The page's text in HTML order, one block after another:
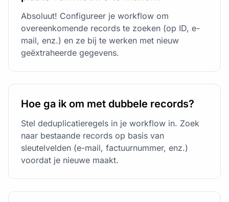
Absoluut! Configureer je workflow om
overeenkomende records te zoeken (op ID, e-
mail, enz.) en ze bij te werken met nieuw
geëxtraheerde gegevens.
Hoe ga ik om met dubbele records?
Stel deduplicatieregels in je workflow in. Zoek
naar bestaande records op basis van
sleutelvelden (e-mail, factuurnummer, enz.)
voordat je nieuwe maakt.